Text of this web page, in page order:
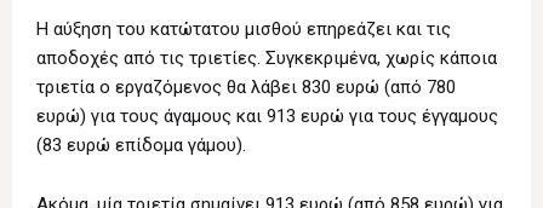
Η αύξηση του κατώτατου μισθού επηρεάζει και τις
αποδοχές από τις τριετίες. Συγκεκριμένα, χωρίς κάποια
τριετία ο εργαζόμενος θα λάβει 830 ευρώ (από 780
ευρώ) για τους άγαμους και 913 ευρώ για τους έγγαμους
(83 ευρώ επίδομα γάμου).